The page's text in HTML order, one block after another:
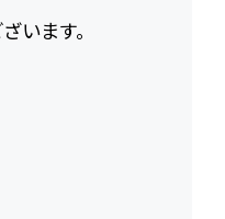
います。